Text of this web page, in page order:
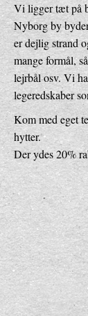
Vi ligger tæt på
Nyborg by
er dejlig strand
mange formål,
lejrbål osv. Vi
legeredskaber
Kom med eget
hytter.
Der ydes 20%